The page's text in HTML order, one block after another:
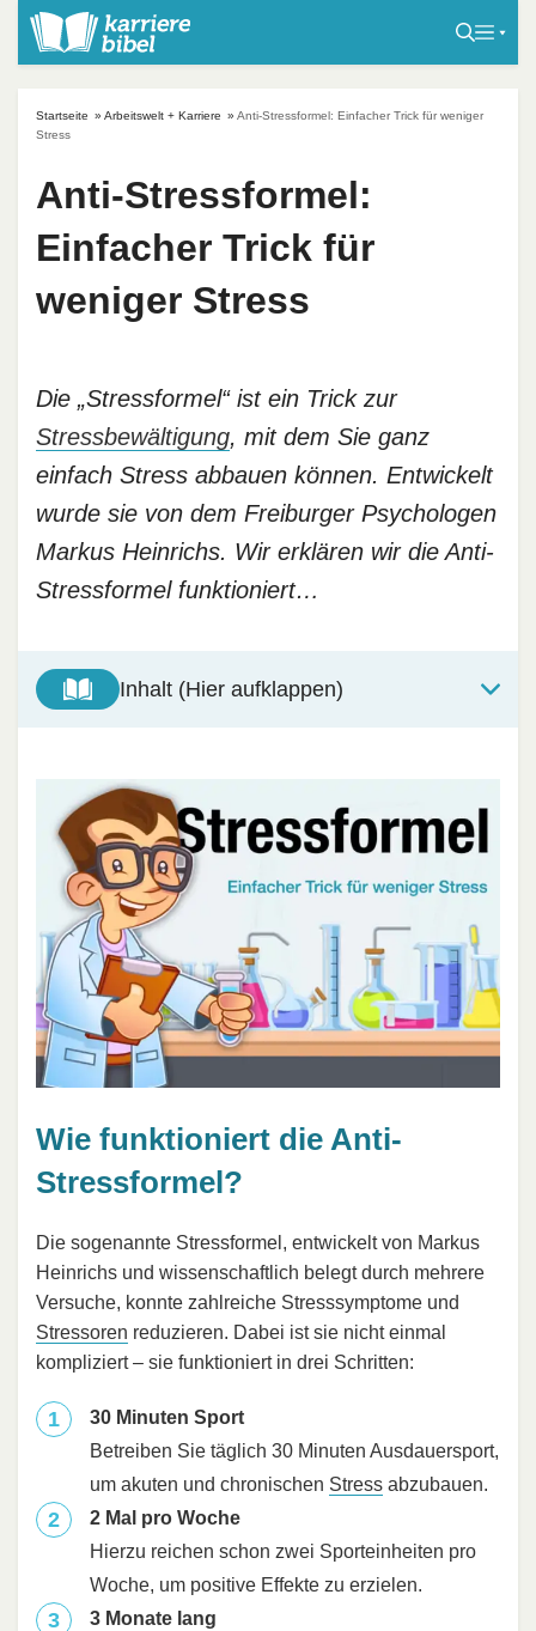
Startseite » Arbeitswelt + Karriere » Anti-Stressformel: Einfacher Trick für weniger
Stress
Anti-Stressformel:
Einfacher Trick für
weniger Stress
Die „Stressformel“ ist ein Trick zur
Stressbewältigung, mit dem Sie ganz
einfach Stress abbauen können. Entwickelt
wurde sie von dem Freiburger Psychologen
Markus Heinrichs. Wir erklären wir die Anti-
Stressformel funktioniert…
Inhalt (Hier aufklappen)
Wie funktioniert die Anti-
Stressformel?
Die sogenannte Stressformel, entwickelt von Markus
Heinrichs und wissenschaftlich belegt durch mehrere
Versuche, konnte zahlreiche Stresssymptome und
Stressoren reduzieren. Dabei ist sie nicht einmal
kompliziert – sie funktioniert in drei Schritten:
30 Minuten Sport
Betreiben Sie täglich 30 Minuten Ausdauersport,
um akuten und chronischen Stress abzubauen.
2 Mal pro Woche
Hierzu reichen schon zwei Sporteinheiten pro
Woche, um positive Effekte zu erzielen.
3 Monate lang